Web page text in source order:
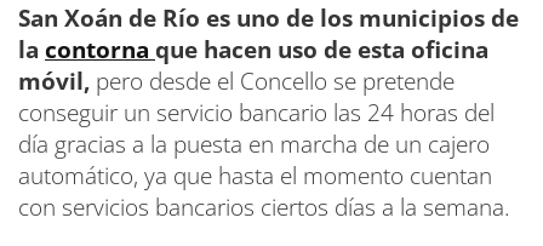
San Xoán de Río es uno de los municipios de
la contorna que hacen uso de esta oficina
móvil, pero desde el Concello se pretende
conseguir un servicio bancario las 24 horas del
día gracias a la puesta en marcha de un cajero
automático, ya que hasta el momento cuentan
con servicios bancarios ciertos días a la semana.